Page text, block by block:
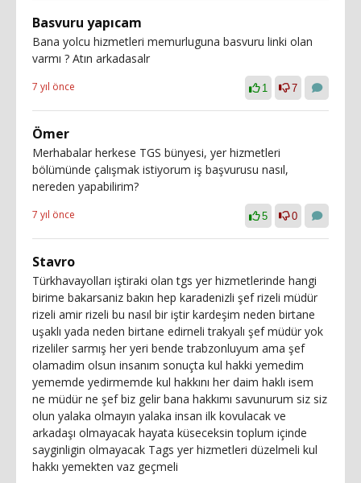
Basvuru yapıcam
Bana yolcu hizmetleri memurluguna basvuru linki olan
varmı ? Atın arkadasalr
7 yıl önce 1 7
Ömer
Merhabalar herkese TGS bünyesi, yer hizmetleri
bölümünde çalışmak istiyorum iş başvurusu nasıl,
nereden yapabilirim?
7 yıl önce 5 0
Stavro
Türkhavayolları iştiraki olan tgs yer hizmetlerinde hangi
birime bakarsaniz bakın hep karadenizli şef rizeli müdür
rizeli amir rizeli bu nasıl bir iştir kardeşim neden birtane
uşaklı yada neden birtane edirneli trakyalı şef müdür yok
rizeliler sarmış her yeri bende trabzonluyum ama şef
olamadim olsun insanım sonuçta kul hakki yemedim
yememde yedirmemde kul hakkını her daim haklı isem
ne müdür ne şef biz gelir bana hakkımı savunurum siz siz
olun yalaka olmayın yalaka insan ilk kovulacak ve
arkadaşı olmayacak hayata küseceksin toplum içinde
sayginligin olmayacak Tags yer hizmetleri düzelmeli kul
hakkı yemekten vaz geçmeli